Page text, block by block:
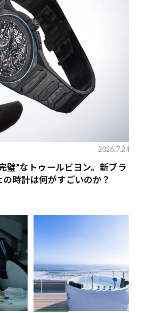
2026.7.24
璧”なトゥールビヨン。新ブラ
時計は何がすごいのか？